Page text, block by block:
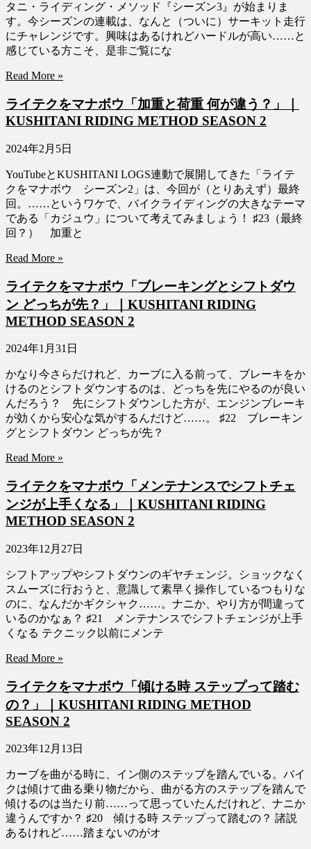
タニ・ライディング・メソッド『シーズン3』が始まりま
す。今シーズンの連載は、なんと（ついに）サーキット走行
にチャレンジです。興味はあるけれどハードルが高い……と
感じている方こそ、是非ご覧にな
Read More »
ライテクをマナボウ「加重と荷重 何が違う？」｜
KUSHITANI RIDING METHOD SEASON 2
2024年2月5日
YouTubeとKUSHITANI LOGS連動で展開してきた「ライテ
クをマナボウ シーズン2」は、今回が（とりあえず）最終
回。……というワケで、バイクライディングの大きなテーマ
である「カジュウ」について考えてみましょう！ ♯23（最終
回？） 加重と
Read More »
ライテクをマナボウ「ブレーキングとシフトダウ
ン どっちが先？」｜KUSHITANI RIDING
METHOD SEASON 2
2024年1月31日
かなり今さらだけれど、カーブに入る前って、ブレーキをか
けるのとシフトダウンするのは、どっちを先にやるのが良い
んだろう？ 先にシフトダウンした方が、エンジンブレーキ
が効くから安心な気がするんだけど……。 ♯22 ブレーキン
グとシフトダウン どっちが先？
Read More »
ライテクをマナボウ「メンテナンスでシフトチェ
ンジが上手くなる」｜KUSHITANI RIDING
METHOD SEASON 2
2023年12月27日
シフトアップやシフトダウンのギヤチェンジ。ショックなく
スムーズに行おうと、意識して素早く操作しているつもりな
のに、なんだかギクシャク……。ナニか、やり方が間違って
いるのかなぁ？ ♯21 メンテナンスでシフトチェンジが上手
くなる テクニック以前にメンテ
Read More »
ライテクをマナボウ「傾ける時 ステップって踏む
の？」｜KUSHITANI RIDING METHOD
SEASON 2
2023年12月13日
カーブを曲がる時に、イン側のステップを踏んでいる。バイ
クは傾けて曲る乗り物だから、曲がる方のステップを踏んで
傾けるのは当たり前……って思っていたんだけれど、ナニか
違うんですか？ ♯20 傾ける時 ステップって踏むの？ 諸説
あるけれど……踏まないのがオ